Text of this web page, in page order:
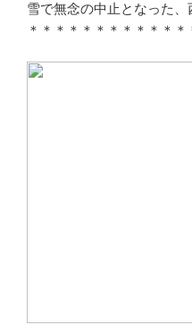
雪で無念の中止となった、
＊＊＊＊＊＊＊＊＊＊＊